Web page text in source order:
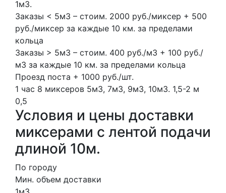
1м3.
Заказы < 5м3 – стоим. 2000 руб./миксер + 500
руб./миксер за каждые 10 км. за пределами
кольца
Заказы > 5м3 – стоим. 400 руб./м3 + 100 руб./
м3 за каждые 10 км. за пределами кольца
Проезд поста + 1000 руб./шт.
1 час 8 миксеров 5м3, 7м3, 9м3, 10м3. 1,5-2 м
0,5
Условия и цены доставки
миксерами с лентой подачи
длиной 10м.
По городу
Мин. объем доставки